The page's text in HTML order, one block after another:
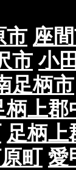
市 座
市 小
足柄市
柄上郡
足柄上
町 愛